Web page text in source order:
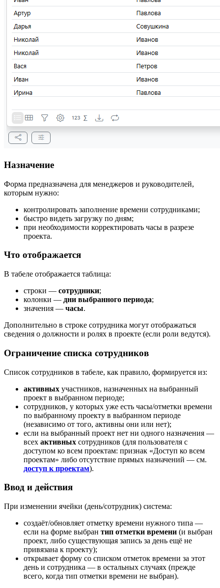
Назначение
Форма предназначена для менеджеров и руководителей,
которым нужно:
контролировать заполнение времени сотрудниками;
быстро видеть загрузку по дням;
при необходимости корректировать часы в разрезе
проекта.
Что отображается
В табеле отображается таблица:
строки — сотрудники;
колонки — дни выбранного периода;
значения — часы.
Дополнительно в строке сотрудника могут отображаться
сведения о должности и ролях в проекте (если роли ведутся).
Ограничение списка сотрудников
Список сотрудников в табеле, как правило, формируется из:
активных участников, назначенных на выбранный
проект в выбранном периоде;
сотрудников, у которых уже есть часы/отметки времени
по выбранному проекту в выбранном периоде
(независимо от того, активны они или нет);
если на выбранный проект нет ни одного назначения —
всех активных сотрудников (для пользователя с
доступом ко всем проектам: признак «Доступ ко всем
проектам» либо отсутствие прямых назначений — см.
доступ к проектам).
Ввод и действия
При изменении ячейки (день/сотрудник) система:
создаёт/обновляет отметку времени нужного типа —
если на форме выбран тип отметки времени (и выбран
проект, либо существующая запись за день ещё не
привязана к проекту);
открывает форму со списком отметок времени за этот
день и сотрудника — в остальных случаях (прежде
всего, когда тип отметки времени не выбран).